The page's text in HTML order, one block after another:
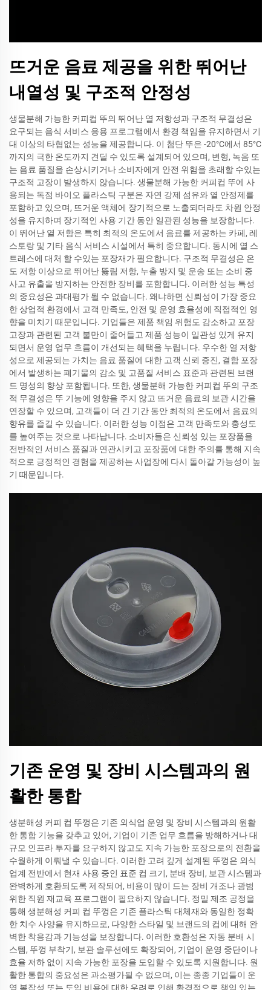
뜨거운 음료 제공을 위한 뛰어난
내열성 및 구조적 안정성
생물분해 가능한 커피컵 뚜의 뛰어난 열 저항성과 구조적 무결성은
요구되는 음식 서비스 응용 프로그램에서 환경 책임을 유지하면서 기
대 이상의 타협없는 성능을 제공합니다. 이 첨단 뚜은 -20°C에서 85°C
까지의 극한 온도까지 견딜 수 있도록 설계되어 있으며, 변형, 녹음 또
는 음료 품질을 손상시키거나 소비자에게 안전 위험을 초래할 수있는
구조적 고장이 발생하지 않습니다. 생물분해 가능한 커피컵 뚜에 사
용되는 독점 바이오 플라스틱 구분은 자연 강제 섬유와 열 안정제를
포함하고 있으며, 뜨거운 액체에 장기적으로 노출되더라도 차원 안정
성을 유지하며 장기적인 사용 기간 동안 일관된 성능을 보장합니다.
이 뛰어난 열 저항은 특히 최적의 온도에서 음료를 제공하는 카페, 레
스토랑 및 기타 음식 서비스 시설에서 특히 중요합니다. 동시에 열 스
트레스에 대처 할 수있는 포장재가 필요합니다. 구조적 무결성은 온
도 저항 이상으로 뛰어난 뚫림 저항, 누출 방지 및 운송 또는 소비 중
사고 유출을 방지하는 안전한 장비를 포함합니다. 이러한 성능 특성
의 중요성은 과대평가 될 수 없습니다. 왜냐하면 신뢰성이 가장 중요
한 상업적 환경에서 고객 만족도, 안전 및 운영 효율성에 직접적인 영
향을 미치기 때문입니다. 기업들은 제품 책임 위험도 감소하고 포장
고장과 관련된 고객 불만이 줄어들고 제품 성능이 일관성 있게 유지
되면서 운영 업무 흐름이 개선되는 혜택을 누립니다. 우수한 열 저항
성으로 제공되는 가치는 음료 품질에 대한 고객 신뢰 증진, 결함 포장
에서 발생하는 폐기물의 감소 및 고품질 서비스 표준과 관련된 브랜
드 명성의 향상 포함됩니다. 또한, 생물분해 가능한 커피컵 뚜의 구조
적 무결성은 뚜 기능에 영향을 주지 않고 뜨거운 음료의 보관 시간을
연장할 수 있으며, 고객들이 더 긴 기간 동안 최적의 온도에서 음료의
향유를 즐길 수 있습니다. 이러한 성능 이점은 고객 만족도와 충성도
를 높여주는 것으로 나타납니다. 소비자들은 신뢰성 있는 포장품을
전반적인 서비스 품질과 연관시키고 포장품에 대한 주의를 통해 지속
적으로 긍정적인 경험을 제공하는 사업장에 다시 돌아갈 가능성이 높
기 때문입니다.
기존 운영 및 장비 시스템과의 원
활한 통합
생분해성 커피 컵 뚜껑은 기존 외식업 운영 및 장비 시스템과의 원활
한 통합 기능을 갖추고 있어, 기업이 기존 업무 흐름을 방해하거나 대
규모 인프라 투자를 요구하지 않고도 지속 가능한 포장으로의 전환을
수월하게 이뤄낼 수 있습니다. 이러한 고려 깊게 설계된 뚜껑은 외식
업계 전반에서 현재 사용 중인 표준 컵 크기, 분배 장비, 보관 시스템과
완벽하게 호환되도록 제작되어, 비용이 많이 드는 장비 개조나 광범
위한 직원 재교육 프로그램이 필요하지 않습니다. 정밀 제조 공정을
통해 생분해성 커피 컵 뚜껑은 기존 플라스틱 대체재와 동일한 정확
한 치수 사양을 유지하므로, 다양한 스타일 및 브랜드의 컵에 대해 완
벽한 착용감과 기능성을 보장합니다. 이러한 호환성은 자동 분배 시
스템, 뚜껑 부착기, 보관 솔루션에도 확장되어, 기업이 운영 중단이나
효율 저하 없이 지속 가능한 포장을 도입할 수 있도록 지원합니다. 원
활한 통합의 중요성은 과소평가될 수 없으며, 이는 종종 기업들이 운
영 복잡성 또는 도입 비용에 대한 우려로 인해 환경적으로 책임 있는